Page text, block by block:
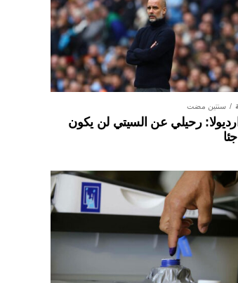
سنتين مضت
رحيلي عن السيتي لن يكون